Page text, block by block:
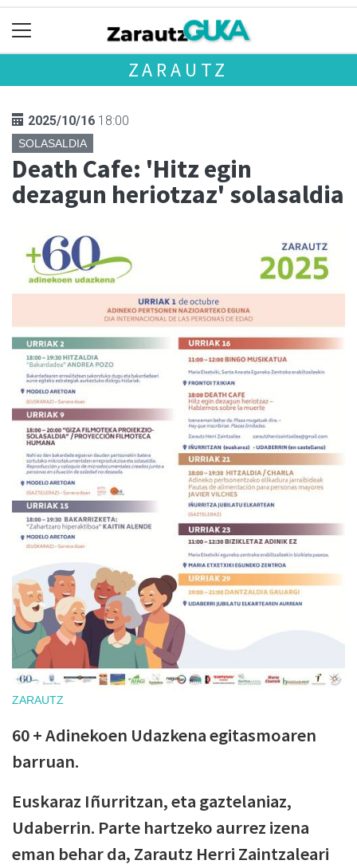
ZARAUTZ
2025/10/16 18:00
SOLASALDIA
Death Cafe: 'Hitz egin
dezagun heriotzaz' solasaldia
ZARAUTZ
60 + Adinekoen Udazkena egitasmoaren
barruan.
Euskaraz Iñurritzan, eta gaztelaniaz,
Udaberrin. Parte hartzeko aurrez izena
eman behar da, Zarautz Herri Zaintzaleari